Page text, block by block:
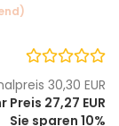
30,30 EUR
Preis 27,27 EUR
Sie sparen 10%